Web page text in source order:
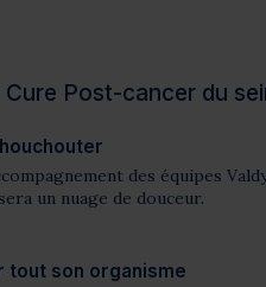
Post-cancer du
des équipes
un nuage de douceur.
tout son organisme